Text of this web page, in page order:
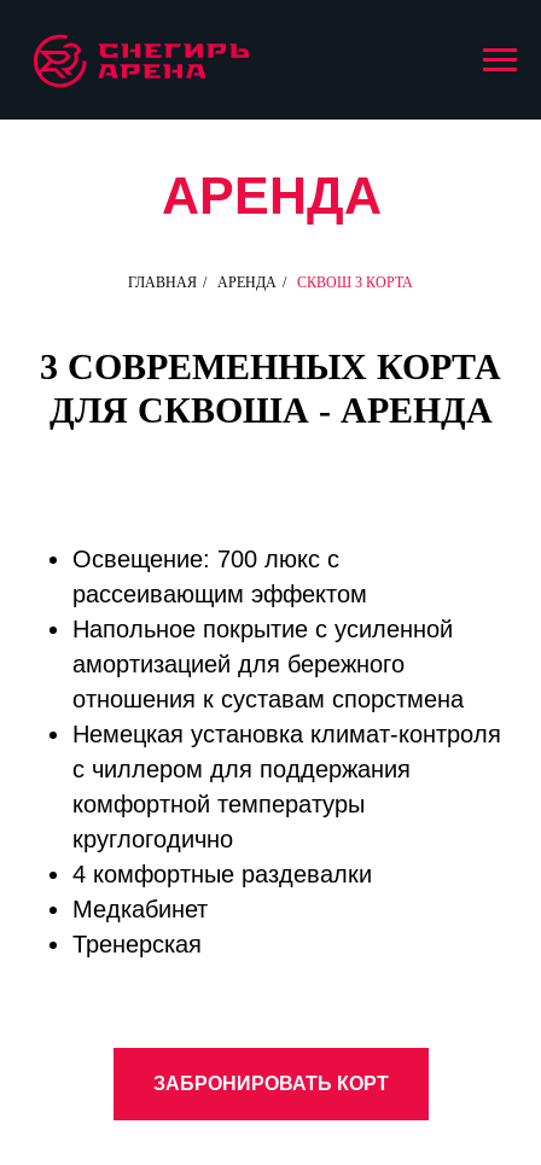
АРЕНДА
ГЛАВНАЯ / АРЕНДА / СКВОШ 3 КОРТА
3 СОВРЕМЕННЫХ КОРТА
ДЛЯ СКВОША - АРЕНДА
Освещение: 700 люкс с
рассеивающим эффектом
Напольное покрытие с усиленной
амортизацией для бережного
отношения к суставам спорстмена
Немецкая установка климат-контроля
с чиллером для поддержания
комфортной температуры
круглогодично
4 комфортные раздевалки
Медкабинет
Тренерская
ЗАБРОНИРОВАТЬ КОРТ